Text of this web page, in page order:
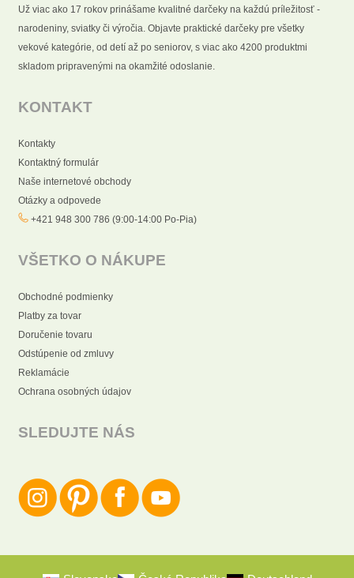
Už viac ako 17 rokov prinášame kvalitné darčeky na každú príležitosť -
narodeniny, sviatky či výročia. Objavte praktické darčeky pre všetky
vekové kategórie, od detí až po seniorov, s viac ako 4200 produktmi
skladom pripravenými na okamžité odoslanie.
KONTAKT
Kontakty
Kontaktný formulár
Naše internetové obchody
Otázky a odpovede
+421 948 300 786 (9:00-14:00 Po-Pia)
VŠETKO O NÁKUPE
Obchodné podmienky
Platby za tovar
Doručenie tovaru
Odstúpenie od zmluvy
Reklamácie
Ochrana osobných údajov
SLEDUJTE NÁS